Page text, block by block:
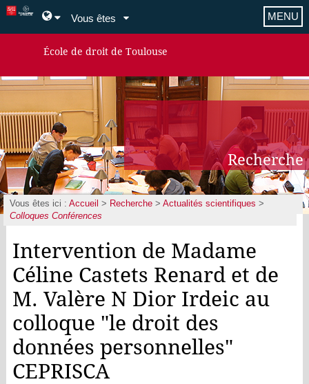
Vous êtes
École de droit de Toulouse
MENU
Recherche
Vous êtes ici :Accueil > Recherche >Actualités scientifiques >
Colloques Conférences
Intervention de Madame
Céline Castets Renard et de
M. Valère N Dior Irdeic au
colloque "le droit des
données personnelles"
CEPRISCA